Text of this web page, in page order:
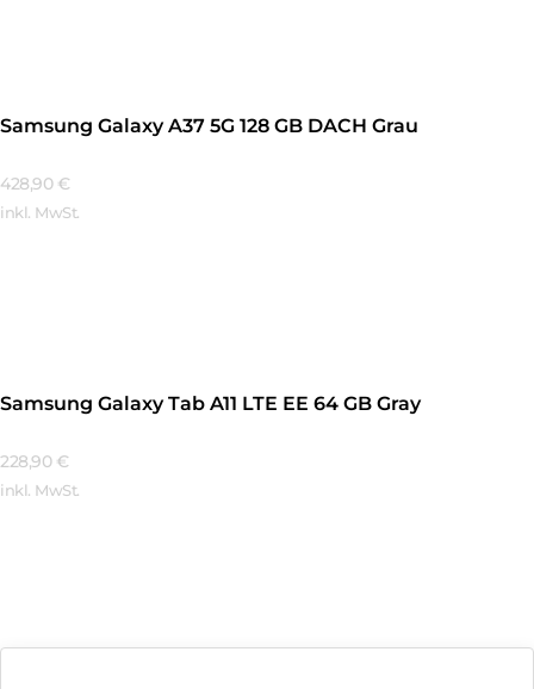
Samsung Galaxy A37 5G 128 GB DACH Grau
428,90 €
inkl. MwSt.
Samsung Galaxy Tab A11 LTE EE 64 GB Gray
228,90 €
inkl. MwSt.